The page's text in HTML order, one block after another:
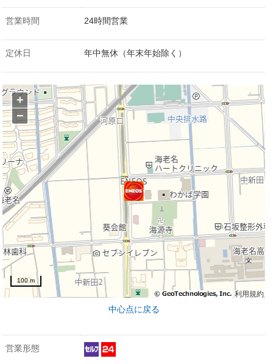
営業時間 24時間営業
定休日 年中無休（年末年始除く）
利用規約
+
−
100 m
中心点に戻る
営業形態